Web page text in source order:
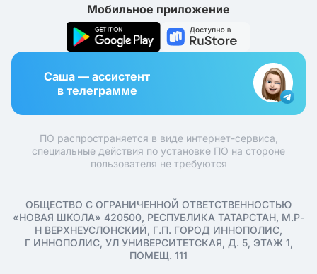
Мобильное приложение
Саша — ассистент
в телеграмме
ПО распространяется в виде интернет-сервиса,
специальные действия по установке ПО на стороне
пользователя не требуются
ОБЩЕСТВО С ОГРАНИЧЕННОЙ ОТВЕТСТВЕННОСТЬЮ
«НОВАЯ ШКОЛА» 420500, РЕСПУБЛИКА ТАТАРСТАН, М.Р-
Н ВЕРХНЕУСЛОНСКИЙ, Г.П. ГОРОД ИННОПОЛИС,
Г ИННОПОЛИС, УЛ УНИВЕРСИТЕТСКАЯ, Д. 5, ЭТАЖ 1,
ПОМЕЩ. 111